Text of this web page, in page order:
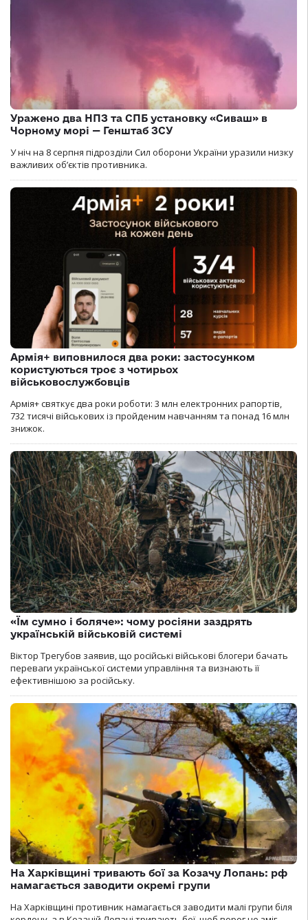
Уражено два НПЗ та СПБ установку «Сиваш» в
Чорному морі — Генштаб ЗСУ
У ніч на 8 серпня підрозділи Сил оборони України уразили низку
важливих об’єктів противника.
Армія+ виповнилося два роки: застосунком
користуються троє з чотирьох
військовослужбовців
Армія+ святкує два роки роботи: 3 млн електронних рапортів,
732 тисячі військових із пройденим навчанням та понад 16 млн
знижок.
«Їм сумно і боляче»: чому росіяни заздрять
українській військовій системі
Віктор Трегубов заявив, що російські військові блогери бачать
переваги української системи управління та визнають її
ефективнішою за російську.
На Харківщині тривають бої за Козачу Лопань: рф
намагається заводити окремі групи
На Харківщині противник намагається заводити малі групи біля